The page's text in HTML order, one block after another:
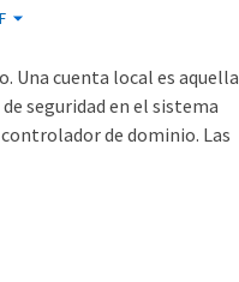
Una cuenta local es aquella
seguridad en el sistema
de dominio. Las